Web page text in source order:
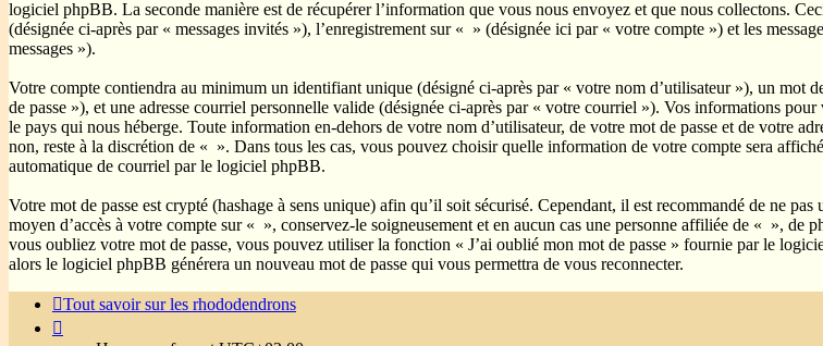
logiciel phpBB. La seconde manière est de récupérer l’information que vous nous envoyez et que nous collectons.
(désignée ci-après par « messages invités »), l’enregistrement sur « » (désignée ici par « votre compte ») et les
messages »).
Votre compte contiendra au minimum un identifiant unique (désigné ci-après par « votre nom d’utilisateur »), un mot
de passe »), et une adresse courriel personnelle valide (désignée ci-après par « votre courriel »). Vos informations
le pays qui nous héberge. Toute information en-dehors de votre nom d’utilisateur, de votre mot de passe et de votre
non, reste à la discrétion de « ». Dans tous les cas, vous pouvez choisir quelle information de votre compte sera
automatique de courriel par le logiciel phpBB.
Votre mot de passe est crypté (hashage à sens unique) afin qu’il soit sécurisé. Cependant, il est recommandé de ne
moyen d’accès à votre compte sur « », conservez-le soigneusement et en aucun cas une personne affiliée de « »,
vous oubliez votre mot de passe, vous pouvez utiliser la fonction « J’ai oublié mon mot de passe » fournie par le
alors le logiciel phpBB générera un nouveau mot de passe qui vous permettra de vous reconnecter.
Tout savoir sur les rhododendrons